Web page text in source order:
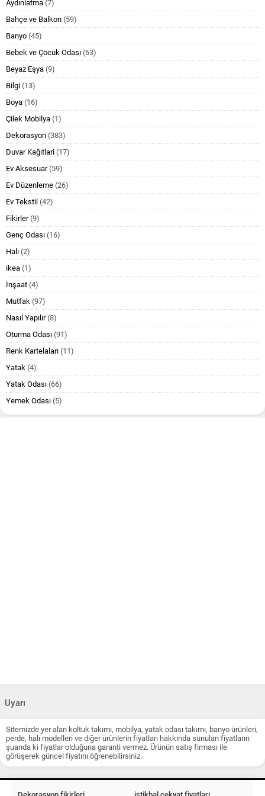
Aydınlatma (7)
Bahçe ve Balkon (59)
Banyo (45)
Bebek ve Çocuk Odası (63)
Beyaz Eşya (9)
Bilgi (13)
Boya (16)
Çilek Mobilya (1)
Dekorasyon (383)
Duvar Kağıtlari (17)
Ev Aksesuar(59)
Ev Düzenleme (26)
Ev Tekstil (42)
Fikirler(9)
Genç Odası (16)
Halı (2)
ikea (1)
İnşaat (4)
Mutfak (97)
Nasıl Yapılır(8)
Oturma Odası (91)
Renk Kartelaları (11)
Yatak (4)
Yatak Odası (66)
Yemek Odası (5)
Uyarı
Sitemizde yer alan koltuk takımı, mobilya, yatak odası takımı, banyo ürünleri,
perde, halı modelleri ve diğer ürünlerin fiyatları hakkında sunulan fiyatların
şuanda ki fiyatlar olduğuna garanti vermez. Ürünün satış firması ile
görüşerek güncel fiyatını öğrenebilirsiniz.